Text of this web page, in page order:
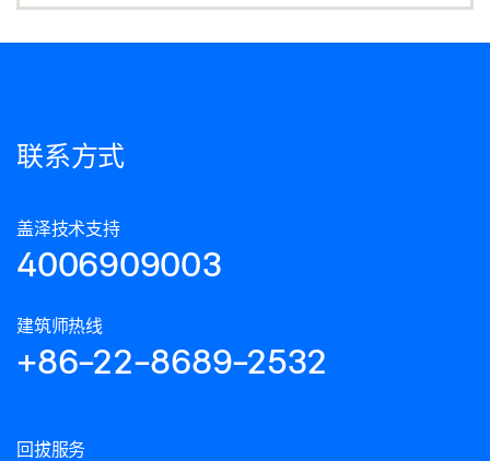
联系方式
盖泽技术支持
4006909003
建筑师热线
+86-22-8689-2532
回拔服务